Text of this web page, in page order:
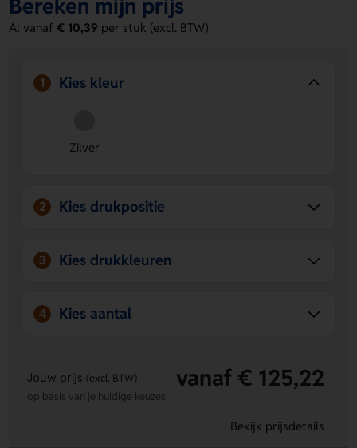
elk moment iets extra’s. Bestel of vraag een prijs op.
flessenkoeler Coolio
Houdt flessen langer koel
eigen ontwerp aanbrengen op Voorzijde, Achterzijde,
afwerking geeft een nette en moderne look.
Bereken mijn prijs
Al vanaf€ 10,39 per stuk (excl. BTW)
1 Kies kleur
Zilver
2 Kies drukpositie
3 Kies drukkleuren
4 Kies aantal
Jouw prijs (excl. BTW) vanaf € 125,22
op basis van je huidige keuzes
Bekijk prijsdetails